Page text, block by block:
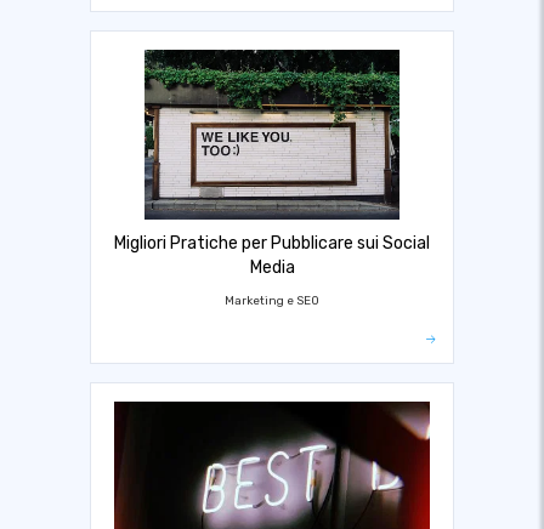
Migliori Pratiche per Pubblicare sui Social
Media
Marketing e SEO